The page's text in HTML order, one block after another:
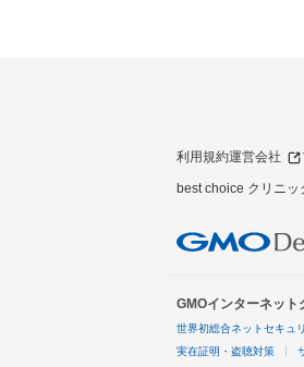
利用規約運営会社
best choice クリニッ
GMOインターネット
世界初総合ネットセキュ
実在証明・盗聴対策